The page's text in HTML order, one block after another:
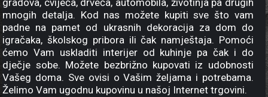
gradova, cvijeća, drveća, automobila, životinja pa drugih
mnogih detalja. Kod nas možete kupiti sve što vam
padne na pamet od ukrasnih dekoracija za dom do
igračaka, školskog pribora ili čak namještaja. Pomoći
ćemo Vam uskladiti interijer od kuhinje pa čak i do
dječje sobe. Možete bezbrižno kupovati iz udobnosti
Vašeg doma. Sve ovisi o Vašim željama i potrebama.
Želimo Vam ugodnu kupovinu u našoj Internet trgovini.